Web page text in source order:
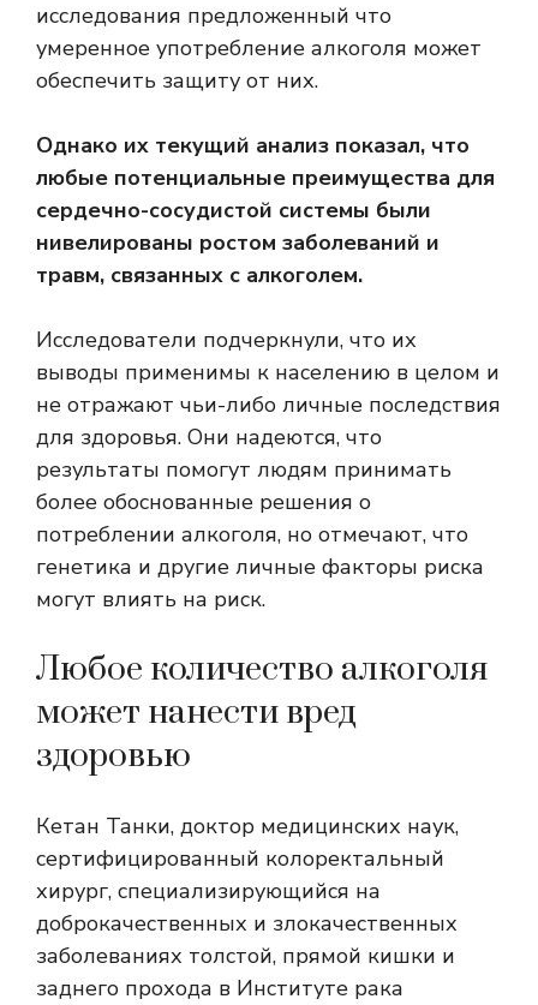
исследования предложенный что
умеренное употребление алкоголя может
обеспечить защиту от них.
Однако их текущий анализ показал, что
любые потенциальные преимущества для
сердечно-сосудистой системы были
нивелированы ростом заболеваний и
травм, связанных с алкоголем.
Исследователи подчеркнули, что их
выводы применимы к населению в целом и
не отражают чьи-либо личные последствия
для здоровья. Они надеются, что
результаты помогут людям принимать
более обоснованные решения о
потреблении алкоголя, но отмечают, что
генетика и другие личные факторы риска
могут влиять на риск.
Любое количество алкоголя
может нанести вред
здоровью
Кетан Танки, доктор медицинских наук,
сертифицированный колоректальный
хирург, специализирующийся на
доброкачественных и злокачественных
заболеваниях толстой, прямой кишки и
заднего прохода в Институте рака